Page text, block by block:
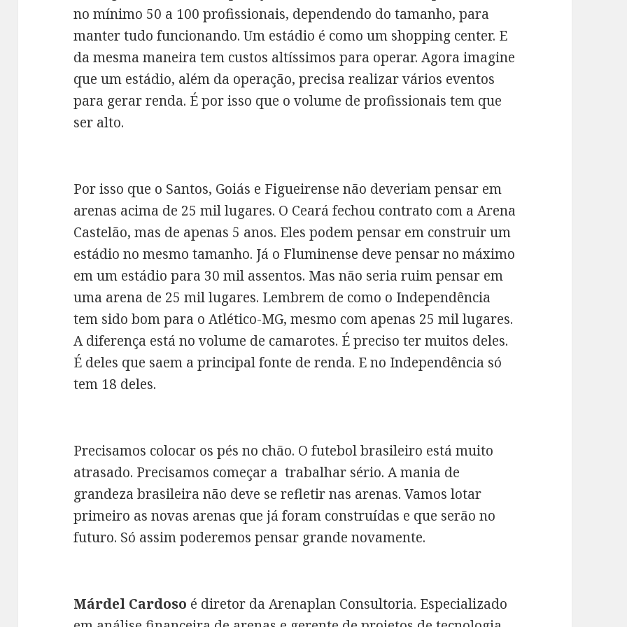
no mínimo 50 a 100 profissionais, dependendo do tamanho, para
manter tudo funcionando. Um estádio é como um shopping center. E
da mesma maneira tem custos altíssimos para operar. Agora imagine
que um estádio, além da operação, precisa realizar vários eventos
para gerar renda. É por isso que o volume de profissionais tem que
ser alto.
Por isso que o Santos, Goiás e Figueirense não deveriam pensar em
arenas acima de 25 mil lugares. O Ceará fechou contrato com a Arena
Castelão, mas de apenas 5 anos. Eles podem pensar em construir um
estádio no mesmo tamanho. Já o Fluminense deve pensar no máximo
em um estádio para 30 mil assentos. Mas não seria ruim pensar em
uma arena de 25 mil lugares. Lembrem de como o Independência
tem sido bom para o Atlético-MG, mesmo com apenas 25 mil lugares.
A diferença está no volume de camarotes. É preciso ter muitos deles.
É deles que saem a principal fonte de renda. E no Independência só
tem 18 deles.
Precisamos colocar os pés no chão. O futebol brasileiro está muito
atrasado. Precisamos começar a trabalhar sério. A mania de
grandeza brasileira não deve se refletir nas arenas. Vamos lotar
primeiro as novas arenas que já foram construídas e que serão no
futuro. Só assim poderemos pensar grande novamente.
Márdel Cardoso é diretor da Arenaplan Consultoria. Especializado